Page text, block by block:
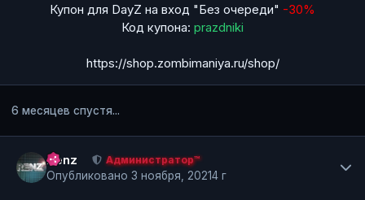
Купон для DayZ на вход "Без очереди" -30%
Код купона: prazdniki
https://shop.zombimaniya.ru/shop/
6 месяцев спустя...
Renz Администратор™
Опубликовано 3 ноября, 20214 г